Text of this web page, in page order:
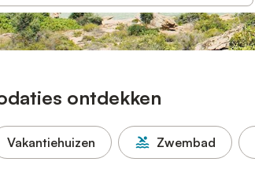
ontdekken
Vakantiehuizen Zwembad